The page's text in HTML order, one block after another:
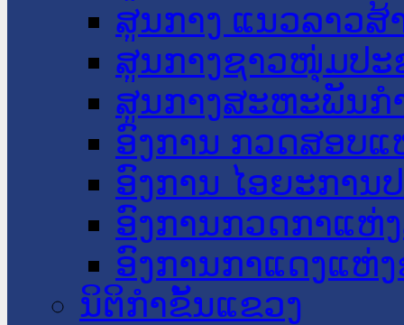
ສູນກາງ ແນວລາວສ້
ສູນກາງຊາວໜຸ່ມປະ
ສູນກາງສະຫະພັນກ
ອົງການ ກວດສອບແ
ອົງການ ໄອຍະການ
ອົງການກວດກາແຫ່
ອົງການກາແດງແຫ່
ນິຕິກໍາຂັ້ນແຂວງ